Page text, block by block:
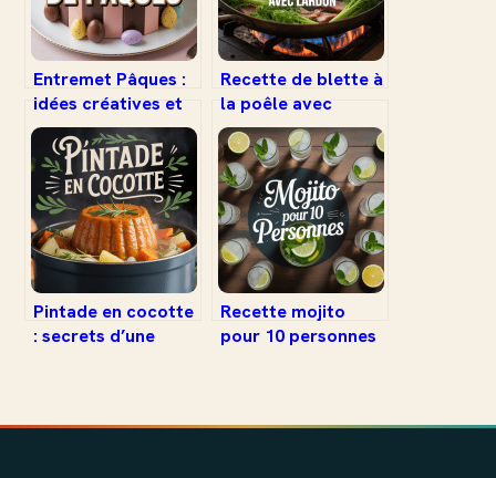
Entremet Pâques :
idées créatives et
recettes pour
impressionner vos
convives
Recette de blette à
la poêle avec
lardon : le plat
gourmand et facile
à adopter
Pintade en cocotte
: secrets d’une
Recette mojito
pour 10 personnes